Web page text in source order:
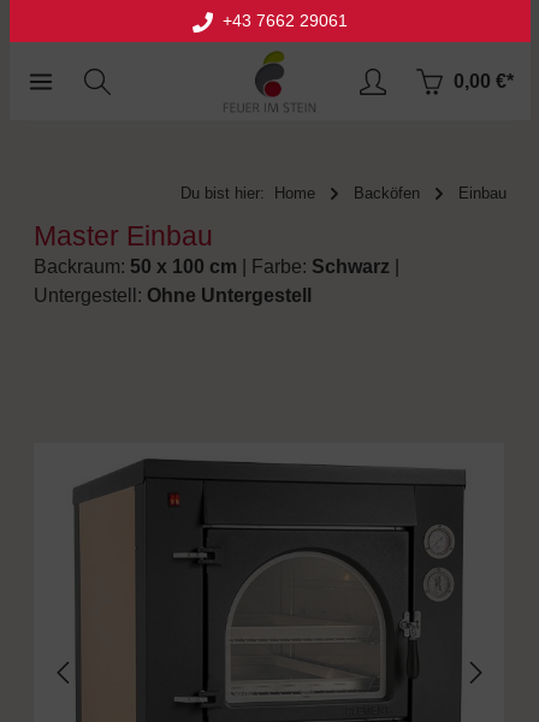
+43 7662 29061
0,00 €*
Du bist hier: Home Backöfen Einbau
Master Einbau
Backraum: 50 x 100 cm | Farbe: Schwarz
Untergestell: Ohne Untergestell